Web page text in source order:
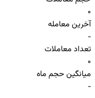
0
آخرین معامله
-
تعداد معاملات
0
میانگین حجم ماه
-